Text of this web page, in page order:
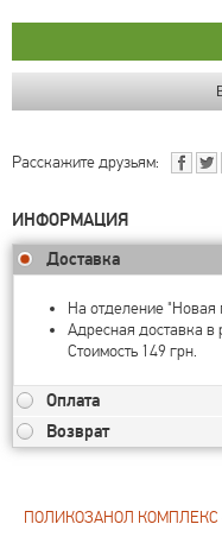
Расскажите друзьям:
ИНФОРМАЦИЯ
Доставка
На отделение "Новая
Адресная доставка в
Стоимость 149 грн.
Оплата
Возврат
ПОЛИКОЗАНОЛ КОМПЛЕКС -